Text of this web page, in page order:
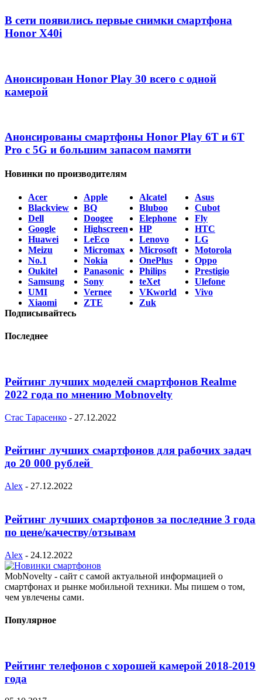
В сети появились первые снимки смартфона
Honor X40i
Анонсирован Honor Play 30 всего с одной
камерой
Анонсированы смартфоны Honor Play 6T и 6T
Pro с 5G и большим запасом памяти
Новинки по производителям
Acer Apple Alcatel
Asus
Blackview
BQ Bluboo
Cubot
Dell
Doogee Elephone
Fly
Google
Highscreen HP
HTC
Huawei
LeEco Lenovo
LG
Meizu
Micromax Microsoft
Motorola
No.1
Nokia OnePlus
Oppo
Oukitel
Panasonic Philips
Prestigio
Samsung
Sony teXet
Ulefone
UMI
Vernee VKworld
Vivo
Xiaomi
ZTE
Zuk
Подписывайтесь
Последнее
Рейтинг лучших моделей смартфонов Realme
2022 года по мнению Mobnovelty
Стас Тарасенко - 27.12.2022
Рейтинг лучших смартфонов для рабочих задач
до 20 000 рублей
Alex - 27.12.2022
Рейтинг лучших смартфонов за последние 3 года
по цене/качеству/отзывам
Alex - 24.12.2022
MobNovelty - сайт с самой актуальной информацией о
смартфонах и рынке мобильной техники. Мы пишем о том,
чем увлечены сами.
Популярное
Рейтинг телефонов с хорошей камерой 2018-2019
года